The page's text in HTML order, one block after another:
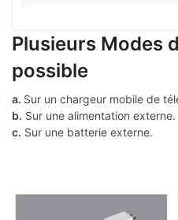
Plusieurs Modes
possible
a. Sur un chargeur mobile de
b. Sur une alimentation externe.
c. Sur une batterie externe.